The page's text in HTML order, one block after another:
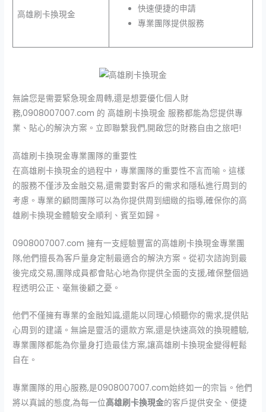
高雄刷卡換現金
快速便捷的申請
專業團隊提供服務
無論您是需要緊急現金周轉,還是想要優化個人財
務,0908007007.com 的 高雄刷卡換現金 服務都能為您提供專
業、貼心的解決方案。立即聯繫我們,開啟您的財務自由之旅吧!
高雄刷卡換現金專業團隊的重要性
在高雄刷卡換現金的過程中，專業團隊的重要性不言而喻。這樣
的服務不僅涉及金融交易,還需要對客戶的需求和隱私進行周到的
考慮。專業的顧問團隊可以為你提供周到細緻的指導,確保你的高
雄刷卡換現金體驗安全順利、賓至如歸。
0908007007.com 擁有一支經驗豐富的高雄刷卡換現金專業團
隊,他們擅長為客戶量身定制最適合的解決方案。從初次諮詢到最
後完成交易,團隊成員都會貼心地為你提供全面的支援,確保整個過
程透明公正、毫無後顧之憂。
他們不僅擁有專業的金融知識,還能以同理心傾聽你的需求,提供貼
心周到的建議。無論是靈活的還款方案,還是快速高效的換現體驗,
專業團隊都能為你量身打造最佳方案,讓高雄刷卡換現金變得輕鬆
自在。
專業團隊的用心服務,是0908007007.com始終如一的宗旨。他們
將以真誠的態度,為每一位高雄刷卡換現金的客戶提供安全、便捷